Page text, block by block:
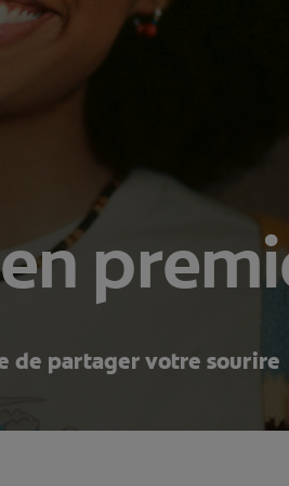
de partager votre sourire